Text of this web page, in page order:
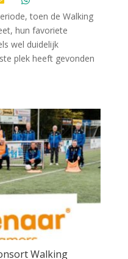
toen de Walking
hun favoriete
wel duidelijk
plek heeft gevonden
Walking